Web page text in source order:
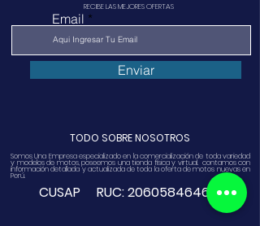
RECIBE LAS MEJORES OFERTAS
Email
Enviar
TODO SOBRE NOSOTROS
Somos Una Empresa especializado en la comercialización de toda variedad
y modelos de motos, poseemos una tienda física y virtual. contamos con
información detallada y actualizada de toda la oferta de motos nuevas en
Perú.
CUSAP RUC:20605846468